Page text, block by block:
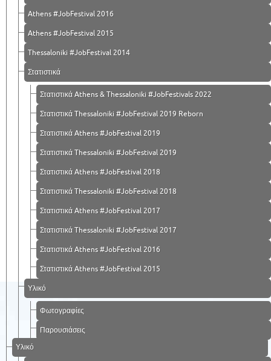
Athens #JobFestival 2016
Athens #JobFestival 2015
Thessaloniki #JobFestival 2014
Στατιστικά
Στατιστικά Athens & Thessaloniki #JobFestivals 2022
Στατιστικά Thessaloniki #JobFestival 2019 Reborn
Στατιστικά Athens #JobFestival 2019
Στατιστικά Thessaloniki #JobFestival 2019
Στατιστικά Athens #JobFestival 2018
Στατιστικά Thessaloniki #JobFestival 2018
Στατιστικά Athens #JobFestival 2017
Στατιστικά Thessaloniki #JobFestival 2017
Στατιστικά Athens #JobFestival 2016
Στατιστικά Athens #JobFestival 2015
Υλικό
Φωτογραφίες
Παρουσιάσεις
Υλικό